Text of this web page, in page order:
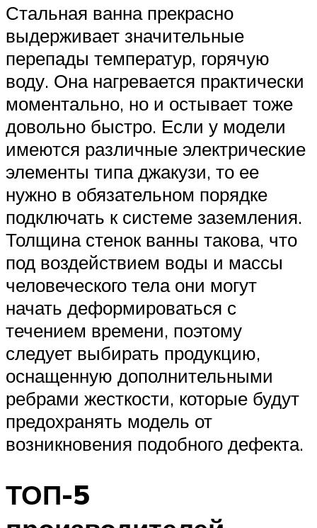
Стальная ванна прекрасно
выдерживает значительные
перепады температур, горячую
воду. Она нагревается практически
моментально, но и остывает тоже
довольно быстро. Если у модели
имеются различные электрические
элементы типа джакузи, то ее
нужно в обязательном порядке
подключать к системе заземления.
Толщина стенок ванны такова, что
под воздействием воды и массы
человеческого тела они могут
начать деформироваться с
течением времени, поэтому
следует выбирать продукцию,
оснащенную дополнительными
ребрами жесткости, которые будут
предохранять модель от
возникновения подобного дефекта.
ТОП-5